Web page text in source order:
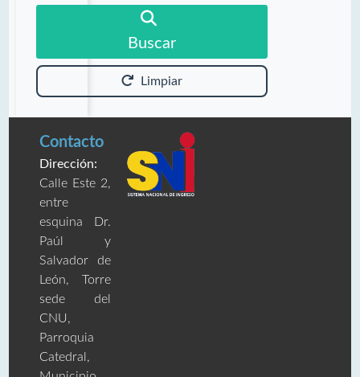
Buscar
Limpiar
Contacto
Dirección:
Calle Este 2,
entre
esquina Dr.
Paúl y
Salvador de
León, Torre
sede del
CNU,
Parroquia
Catedral,